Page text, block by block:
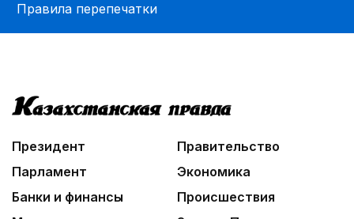
Правила перепечатки
Президент
Правительство
Парламент
Экономика
Банки и финансы
Происшествия